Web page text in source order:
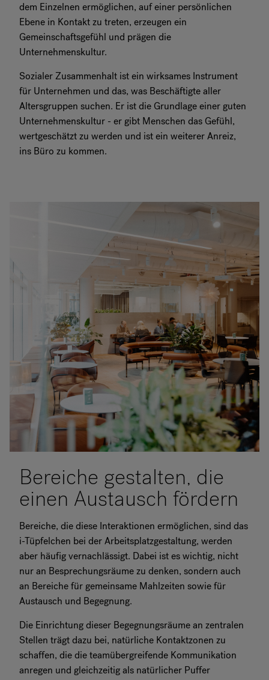
dem Einzelnen ermöglichen, auf einer persönlichen
Ebene in Kontakt zu treten, erzeugen ein
Gemeinschaftsgefühl und prägen die
Unternehmenskultur.
Sozialer Zusammenhalt ist ein wirksames Instrument
für Unternehmen und das, was Beschäftigte aller
Altersgruppen suchen. Er ist die Grundlage einer guten
Unternehmenskultur - er gibt Menschen das Gefühl,
wertgeschätzt zu werden und ist ein weiterer Anreiz,
ins Büro zu kommen.
Bereiche gestalten, die
einen Austausch fördern
Bereiche, die diese Interaktionen ermöglichen, sind das
i-Tüpfelchen bei der Arbeitsplatzgestaltung, werden
aber häufig vernachlässigt. Dabei ist es wichtig, nicht
nur an Besprechungsräume zu denken, sondern auch
an Bereiche für gemeinsame Mahlzeiten sowie für
Austausch und Begegnung.
Die Einrichtung dieser Begegnungsräume an zentralen
Stellen trägt dazu bei, natürliche Kontaktzonen zu
schaffen, die die teamübergreifende Kommunikation
anregen und gleichzeitig als natürlicher Puffer